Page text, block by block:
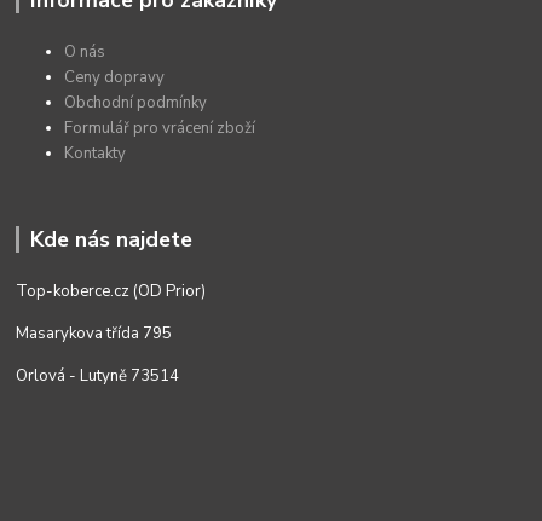
O nás
Ceny dopravy
Obchodní podmínky
Formulář pro vrácení zboží
Kontakty
Kde nás najdete
Top-koberce.cz (OD Prior)
Masarykova třída 795
Orlová - Lutyně 73514